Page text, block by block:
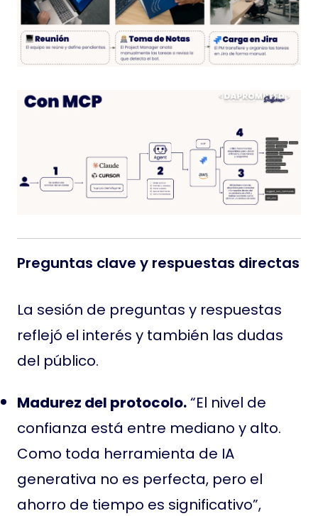
Preguntas clave y respuestas directas
La sesión de preguntas y respuestas
reflejó el interés y también las dudas
del público.
Madurez del protocolo.“El nivel de
confianza está entre mediano y alto.
Como toda herramienta de IA
generativa no es perfecta, pero el
ahorro de tiempo es significativo”,